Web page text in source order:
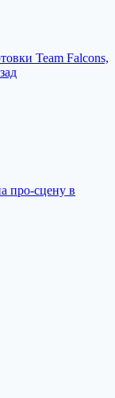
Team Falcons,
про-сцену в